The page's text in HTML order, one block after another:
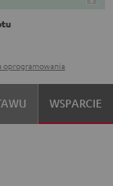
oprogramowania
WSPARCIE